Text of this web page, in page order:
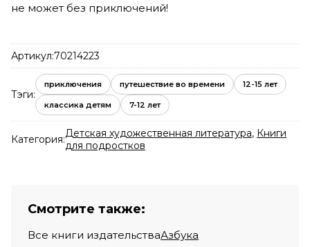
не может без приключений!
Артикул:70214223
Тэги:
приключения путешествие во времени 12-15 лет
классика детям 7-12 лет
Категория:Детская художественная литература, Книги
для подростков
Смотрите также:
Все книги издательстваАзбука